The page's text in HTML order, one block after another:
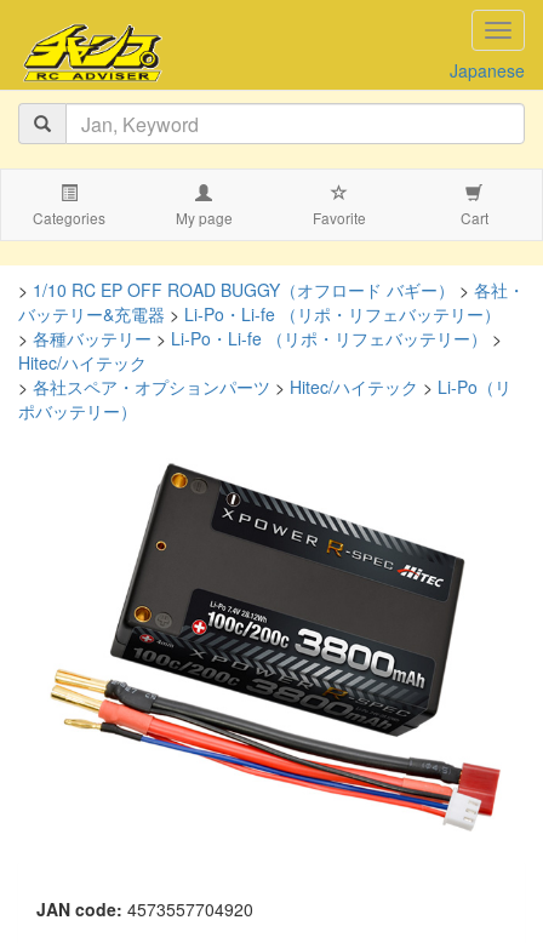
Japanese
Categories My page Favorite Cart
> 1/10 RC EP OFF ROAD BUGGY（オフロード バギー） > 各社・
バッテリー&充電器 > Li-Po・Li-fe （リポ・リフェバッテリー）
> 各種バッテリー > Li-Po・Li-fe （リポ・リフェバッテリー）
>
Hitec/ハイテック
> 各社スペア・オプションパーツ > Hitec/ハイテック > Li-Po（リ
ポバッテリー）
JAN code: 4573557704920